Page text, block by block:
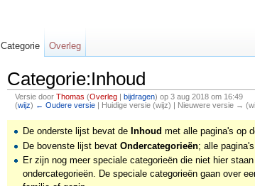
Categorie:Inhoud
Versie door Thomas (Overleg| bijdragen) op 3 aug 2018 om 16:49
(wijz) ← Oudere versie| Huidige versie (wijz) | Nieuwere versie →
De onderste lijst bevat de Inhoud met alle pagina's op
De bovenste lijst bevatOndercategorieën; alle
Er zijn nog meer speciale categorieën die niet hier
ondercategorieën. De speciale categorieën gaan over
Categorie Overleg